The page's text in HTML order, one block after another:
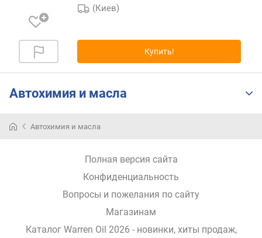
т
о
о
х
м
(Киев)
Купить!
Автохимия и масла
Автохимия и масла
Полная версия сайта
Конфиденциальность
Вопросы и пожелания по сайту
Магазинам
Каталог Warren Oil 2026 - новинки, хиты продаж,